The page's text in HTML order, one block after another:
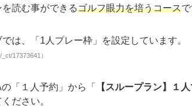
読む事ができるゴルフ眼力を培うコースで
は、「1人プレー枠」を設定しています。
17373641）
「１人予約」から「
【スループラン】１
ださい。